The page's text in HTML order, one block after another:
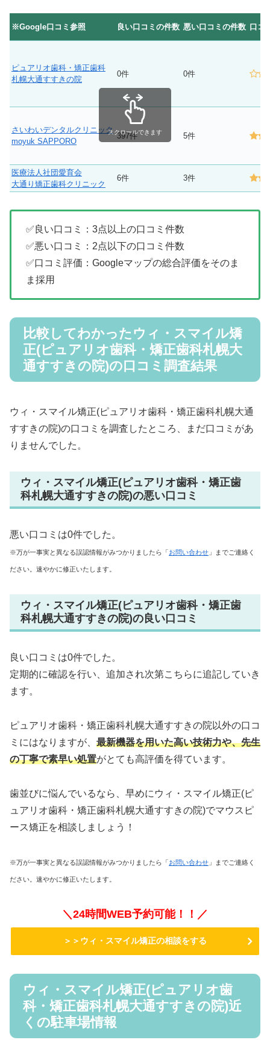
※Google口コミ参照 良い口コミの件数 悪い口コミの件数 口コ
ピュアリオ歯科・矯正歯科
札幌大通すすきの院
0件 0件
さいわいデンタルクリニック
moyuk SAPPORO
397件 5件
医療法人社団愛育会
大通り矯正歯科クリニック
6件 3件
スクロールできます
✅良い口コミ：3点以上の口コミ件数
✅悪い口コミ：2点以下の口コミ件数
✅口コミ評価：Googleマップの総合評価をそのま
ま採用
比較してわかったウィ・スマイル矯
正(ピュアリオ歯科・矯正歯科札幌大
通すすきの院)の口コミ調査結果
ウィ・スマイル矯正(ピュアリオ歯科・矯正歯科札幌大通
すすきの院)の口コミを調査したところ、まだ口コミがあ
りませんでした。
ウィ・スマイル矯正(ピュアリオ歯科・矯正歯
科札幌大通すすきの院)の悪い口コミ
悪い口コミは0件でした。
※万が一事実と異なる誤認情報がみつかりましたら「お問い合わせ 」までご連絡く
ださい。速やかに修正いたします。
ウィ・スマイル矯正(ピュアリオ歯科・矯正歯
科札幌大通すすきの院)の良い口コミ
良い口コミは0件でした。
定期的に確認を行い、追加され次第こちらに追記していき
ます。
ピュアリオ歯科・矯正歯科札幌大通すすきの院以外の口コ
ミにはなりますが、 最新機器を用いた高い技術力や、先生
の丁寧で素早い処置がとても高評価を得ています。
歯並びに悩んでいるなら、早めにウィ・スマイル矯正(ピ
ュアリオ歯科・矯正歯科札幌大通すすきの院)でマウスピ
ース矯正を相談しましょう！
※万が一事実と異なる誤認情報がみつかりましたら「お問い合わせ 」までご連絡く
ださい。速やかに修正いたします。
＼24時間WEB予約可能！！／
＞＞ウィ・スマイル矯正の相談をする
ウィ・スマイル矯正(ピュアリオ歯
科・矯正歯科札幌大通すすきの院)近
くの駐車場情報